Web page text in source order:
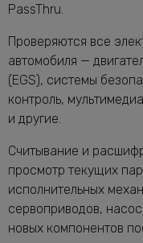
PassThru.
Проверяются все
автомобиля —
(EGS), системы
контроль,
и другие.
Считывание и
просмотр текущих
исполнительных
сервоприводов,
новых компонентов